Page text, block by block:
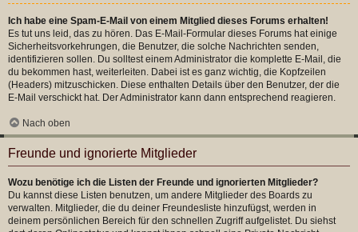
Ich habe eine Spam-E-Mail von einem Mitglied dieses Forums erhalten!
Es tut uns leid, das zu hören. Das E-Mail-Formular dieses Forums hat einige
Sicherheitsvorkehrungen, die Benutzer, die solche Nachrichten senden,
identifizieren sollen. Du solltest einem Administrator die komplette E-Mail, die
du bekommen hast, weiterleiten. Dabei ist es ganz wichtig, die Kopfzeilen
(Headers) mitzuschicken. Diese enthalten Details über den Benutzer, der die
E-Mail verschickt hat. Der Administrator kann dann entsprechend reagieren.
Nach oben
Freunde und ignorierte Mitglieder
Wozu benötige ich die Listen der Freunde und ignorierten Mitglieder?
Du kannst diese Listen benutzen, um andere Mitglieder des Boards zu
verwalten. Mitglieder, die du deiner Freundesliste hinzufügst, werden in
deinem persönlichen Bereich für den schnellen Zugriff aufgelistet. Du siehst